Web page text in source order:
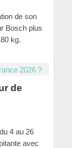
de son
Bosch plus
kg.
de
4 au 26
avec